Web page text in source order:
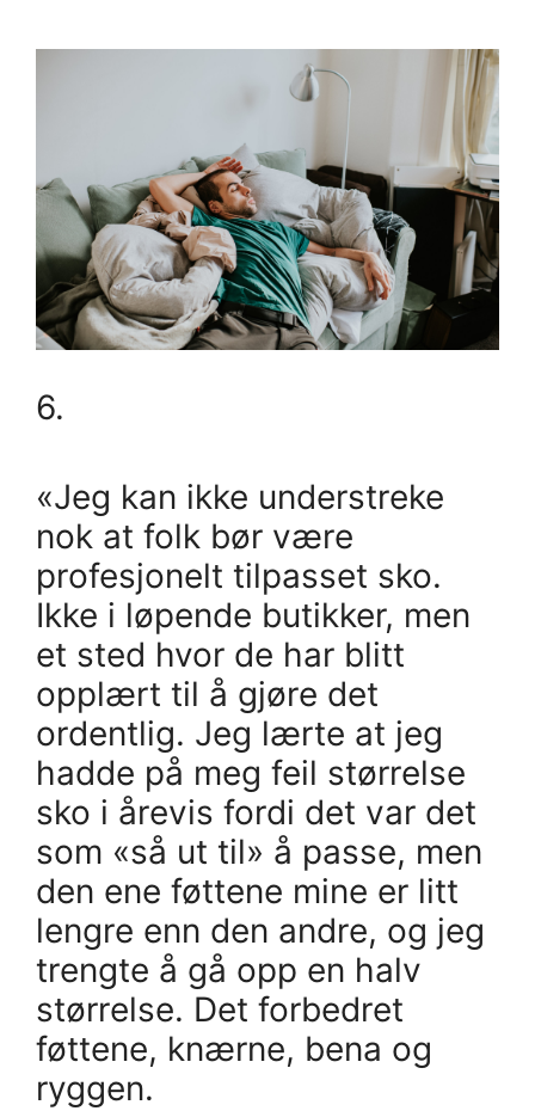
6.
«Jeg kan ikke understreke
nok at folk bør være
profesjonelt tilpasset sko.
Ikke i løpende butikker, men
et sted hvor de har blitt
opplært til å gjøre det
ordentlig. Jeg lærte at jeg
hadde på meg feil størrelse
sko i årevis fordi det var det
som «så ut til» å passe, men
den ene føttene mine er litt
lengre enn den andre, og jeg
trengte å gå opp en halv
størrelse. Det forbedret
føttene, knærne, bena og
ryggen.